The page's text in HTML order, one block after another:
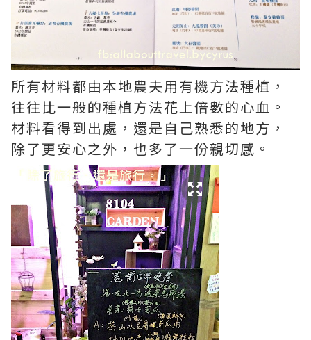
所有材料都由本地農夫用有機方法種植，
往往比一般的種植方法花上倍數的心血。
材料看得到出處，還是自己熟悉的地方，
除了更安心之外，也多了一份親切感。